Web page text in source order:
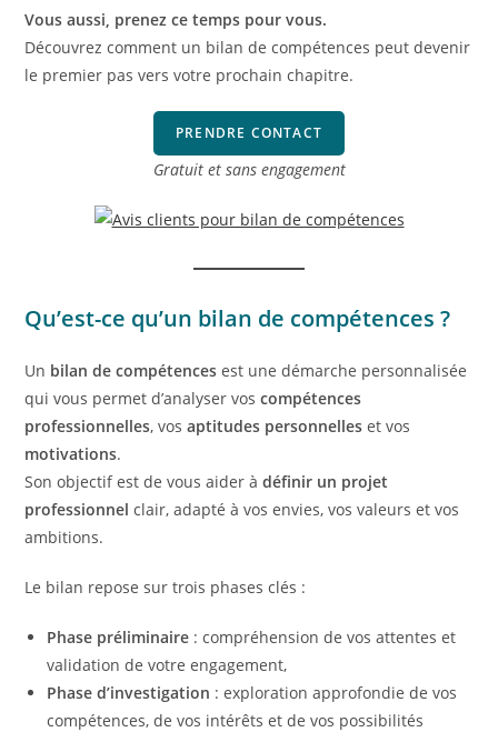
Vous aussi, prenez ce temps pour vous.
Découvrez comment un bilan de compétences peut devenir
le premier pas vers votre prochain chapitre.
PRENDRE CONTACT
Gratuit et sans engagement
Qu’est-ce qu’un bilan de compétences ?
Un bilan de compétences est une démarche personnalisée
qui vous permet d’analyser voscompétences
professionnelles, vosaptitudes personnelles et vos
motivations.
Son objectif est de vous aider àdéfinir un projet
professionnel clair, adapté à vos envies, vos valeurs et vos
ambitions.
Le bilan repose sur trois phases clés :
Phase préliminaire : compréhension de vos attentes et
validation de votre engagement,
Phase d’investigation : exploration approfondie de vos
compétences, de vos intérêts et de vos possibilités